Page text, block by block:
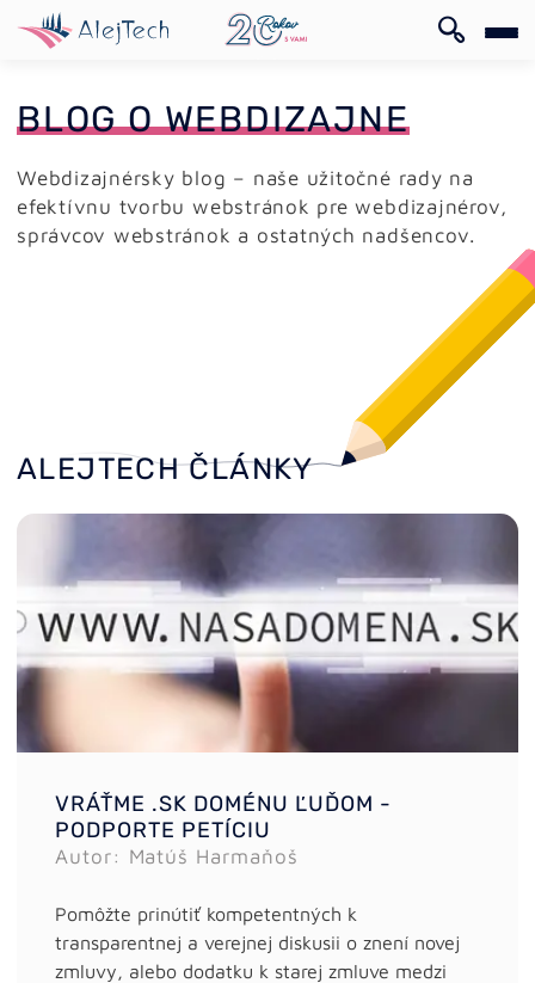
BLOG O WEBDIZAJNE
Webdizajnérsky blog – naše užitočné rady na
efektívnu tvorbu webstránok pre webdizajnérov,
správcov webstránok a ostatných nadšencov.
ALEJTECH ČLÁNKY
VRÁŤME .SK DOMÉNU ĽUĎOM -
PODPORTE PETÍCIU
Autor: Matúš Harmaňoš
Pomôžte prinútiť kompetentných k
transparentnej a verejnej diskusii o znení novej
zmluvy, alebo dodatku k starej zmluve medzi